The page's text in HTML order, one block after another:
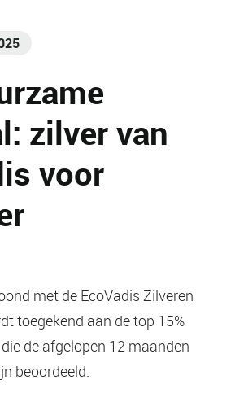
zilver van
voor
met de EcoVadis Zilveren
toegekend aan de top 15%
de afgelopen 12 maanden
beoordeeld.